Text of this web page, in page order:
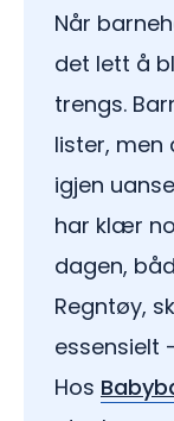
Når
det lett å
trengs.
lister, men
igjen
har klær
dagen,
Regntøy,
essensielt
Hos